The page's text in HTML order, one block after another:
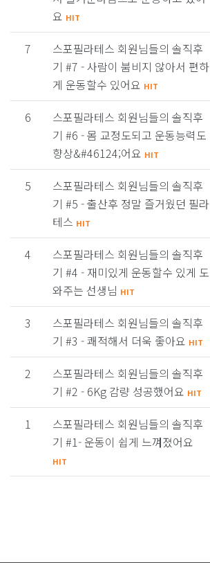
요 HIT
7
스포필라테스 회원님들의 솔직후
기 #7 - 사람이 붐비지 않아서 편하
게 운동할수 있어요 HIT
6
스포필라테스 회원님들의 솔직후
기 #6 - 몸 교정도되고 운동능력도
향상&#46124;어요 HIT
5
스포필라테스 회원님들의 솔직후
기 #5 - 출산후 정말 즐거웠던 필라
테스 HIT
4
스포필라테스 회원님들의 솔직후
기 #4 - 재미있게 운동할수 있게 도
와주는 선생님 HIT
3
스포필라테스 회원님들의 솔직후
기 #3 - 쾌적해서 더욱 좋아요 HIT
2
스포필라테스 회원님들의 솔직후
기 #2 - 6Kg 감량 성공했어요 HIT
1
스포필라테스 회원님들의 솔직후
기 #1- 운동이 쉽게 느껴졌어요
HIT